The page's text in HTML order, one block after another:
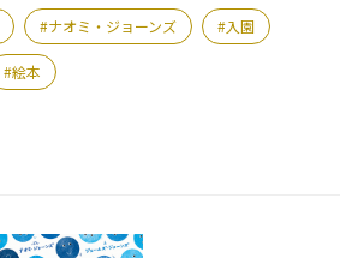
ナオミ・ジョーンズ 入園
絵本